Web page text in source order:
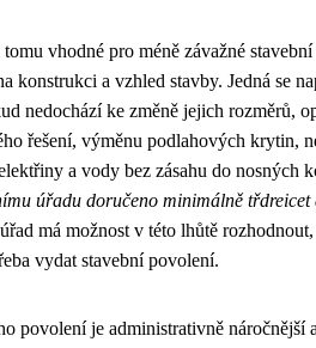
vhodné pro méně závažné
konstrukci a vzhled stavby. Jedná se
nedochází ke změně jejich rozměrů,
řešení, výměnu podlahových krytin,
a vody bez zásahu do nosných
úřadu doručeno minimálně třdreicet
má možnost v této lhůtě
vydat stavební povolení.
povolení je administrativně náročnější